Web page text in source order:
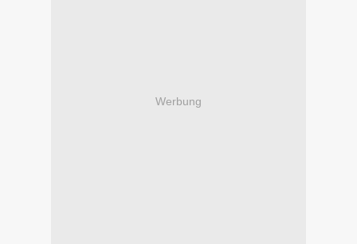
Werbung